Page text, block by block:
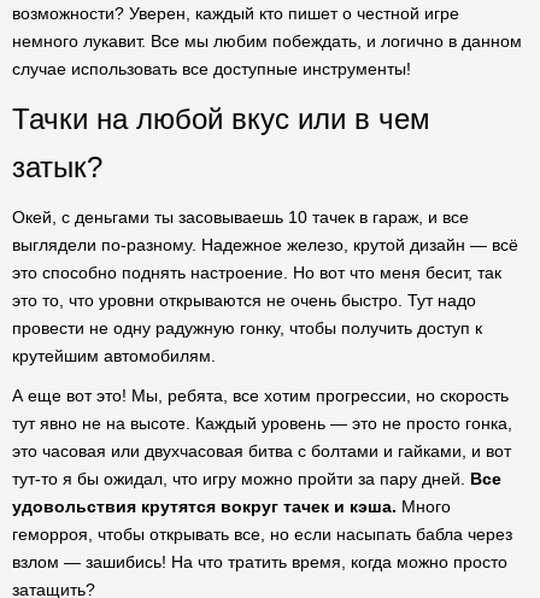
возможности? Уверен, каждый кто пишет о честной игре
немного лукавит. Все мы любим побеждать, и логично в данном
случае использовать все доступные инструменты!
Тачки на любой вкус или в чем
затык?
Окей, с деньгами ты засовываешь 10 тачек в гараж, и все
выглядели по-разному. Надежное железо, крутой дизайн — всё
это способно поднять настроение. Но вот что меня бесит, так
это то, что уровни открываются не очень быстро. Тут надо
провести не одну радужную гонку, чтобы получить доступ к
крутейшим автомобилям.
А еще вот это! Мы, ребята, все хотим прогрессии, но скорость
тут явно не на высоте. Каждый уровень — это не просто гонка,
это часовая или двухчасовая битва с болтами и гайками, и вот
тут-то я бы ожидал, что игру можно пройти за пару дней. Все
удовольствия крутятся вокруг тачек и кэша. Много
геморроя, чтобы открывать все, но если насыпать бабла через
взлом — зашибись! На что тратить время, когда можно просто
затащить?